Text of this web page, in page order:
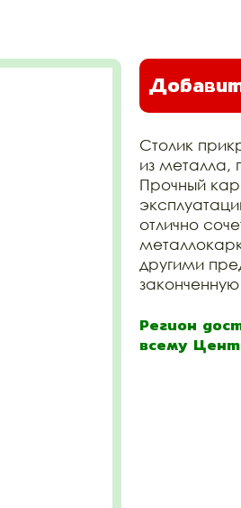
Столик
из металла,
Прочный
отлично
другими
Регион
всему